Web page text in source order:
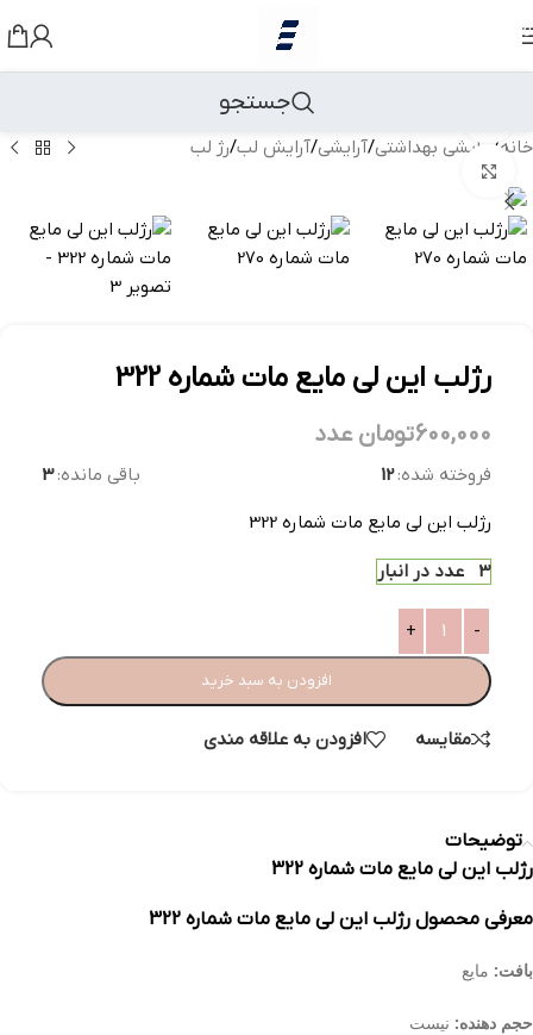
رد کردن به ناوبری
جستجو
خانه/ آرایشی بهداشتی/آرایشی/آرایش لب/رژ لب
رژلب این لی مایع مات شماره 322
600,000تومان عدد
فروخته شده: 12 باقی مانده: 3
رژلب این لی مایع مات شماره 322
3 عدد در انبار
افزودن به سبد خرید
مقایسه افزودن به علاقه مندی
توضیحات
رژلب این لی مایع مات شماره 322
معرفی محصول رژلب این لی مایع مات شماره 322
بافت: مایع
حجم دهنده: نیست